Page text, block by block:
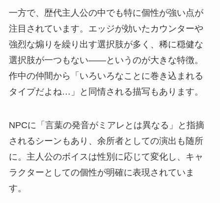
一方で、歴代主人公の中でも特に個性が強い点が
注目されています。エッジが効いたカウンターや
強烈な煽りを繰り出す選択肢が多く、稀に穏健な
選択肢が一つもない——というのが大きな特徴。
作中の仲間から「いろいろなことに巻き込まれる
タイプだよね…」と同情される描写もあります。
NPCに「言葉の発音がミアレとは異なる」と指摘
されるシーンもあり、余所者としての演出も随所
に。主人公のボイスは性別に応じて変化し、キャ
ラクターとしての個性が明確に表現されていま
す。